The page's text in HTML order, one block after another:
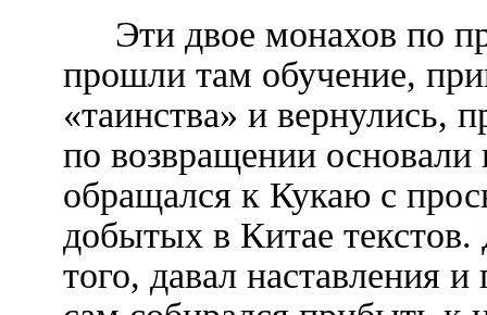
Эти двое монахов по
прошли там обучение,
«таинства» и вернулись,
по возвращении
обращался к Кукаю с
добытых в Китае
того, давал наставления